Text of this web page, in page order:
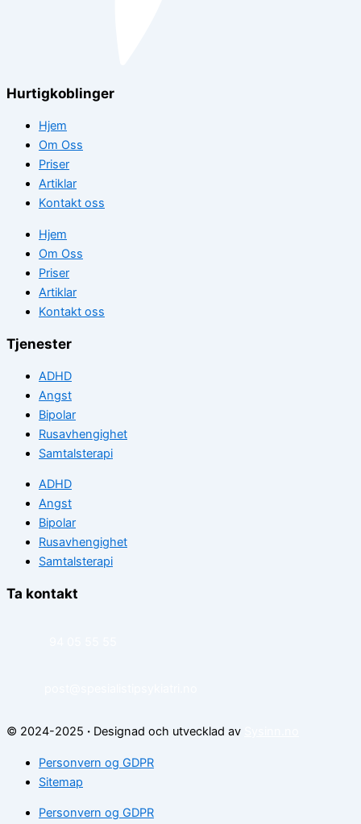
Hurtigkoblinger
Hjem
Om Oss
Priser
Artiklar
Kontakt oss
Hjem
Om Oss
Priser
Artiklar
Kontakt oss
Tjenester
ADHD
Angst
Bipolar
Rusavhengighet
Samtalsterapi
ADHD
Angst
Bipolar
Rusavhengighet
Samtalsterapi
Ta kontakt
© 2024-2025 · Designad och utvecklad av
Personvern og GDPR
Sitemap
Personvern og GDPR